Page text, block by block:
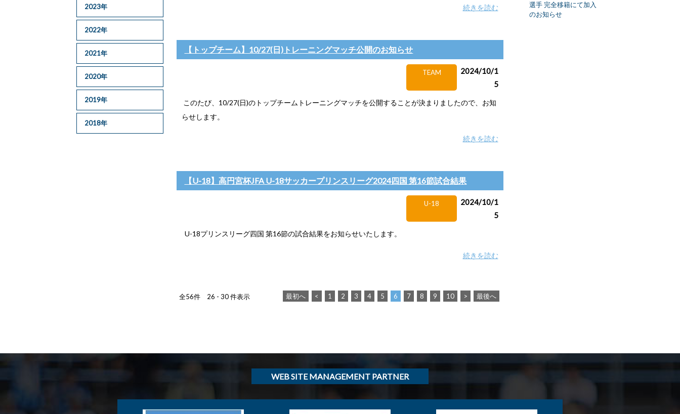
2023年
2022年
2021年
2020年
2019年
2018年
続きを読む
【トップチーム】10/27(日)トレーニングマッチ公開のお知らせ
TEAM
2024/10/1
5
このたび、10/27(日)のトップチームトレーニングマッチを公開することが決まりましたので、お知
らせします。
続きを読む
【U-18】高円宮杯JFA U-18サッカープリンスリーグ2024四国 第16節試合結果
U-18
2024/10/1
5
U-18プリンスリーグ四国 第16節の試合結果をお知らせいたします。
続きを読む
全56件 26 - 30 件表示 最初へ < 1 2 3 4 5 6 7 8 9 10 > 最後へ
選手 完全移籍にて加入
のお知らせ
WEB SITE MANAGEMENT PARTNER